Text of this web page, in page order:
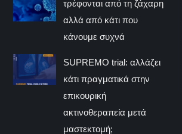
τρέφονται από τη ζάχαρη
αλλά από κάτι που
κάνουμε συχνά
SUPREMO trial: αλλάζει
κάτι πραγματικά στην
επικουρική
ακτινοθεραπεία μετά
μαστεκτομή;